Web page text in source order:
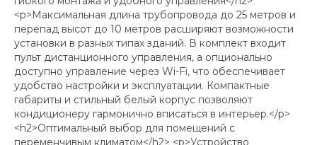
<p>Максимальная длина трубопровода до 25 метров и
перепад высот до 10 метров расширяют возможности
установки в разных типах зданий. В комплект входит
пульт дистанционного управления, а опционально
доступно управление через Wi-Fi, что обеспечивает
удобство настройки и эксплуатации. Компактные
габариты и стильный белый корпус позволяют
кондиционеру гармонично вписаться в интерьер.</p>
<h2>Оптимальный выбор для помещений с
переменчивым климатом</h2> <p>Устройство